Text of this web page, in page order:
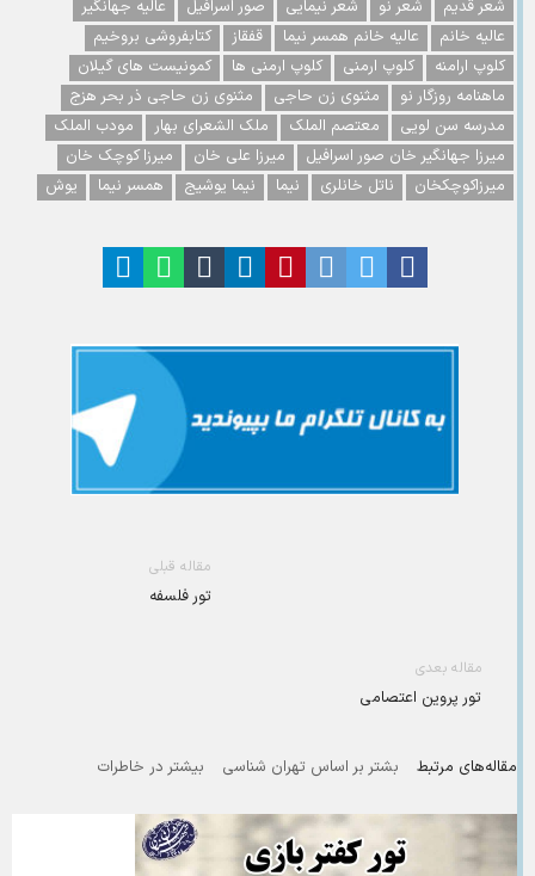
شعر قدیم
شعر نو شعر نیمایی صور اسرافیل
عالیه جهانگیر
عالیه خانم
عالیه خانم همسر نیما قفقاز
کتابفروشی بروخیم
کلوپ ارامنه
کلوپ ارمنی کلوپ ارمنی ها
کمونیست های گیلان
ماهنامه روزگار نو
مثنوی زن حاجی
مثنوی زن حاجی ذر بحر هزج
مدرسه سن لویی
معتصم الملک ملک الشعرای بهار
مودب الملک
میرزا جهانگیر خان صور اسرافیل
میرزا علی خان
میرزا کوچک خان
میرزاکوچکخان
ناتل خانلری نیما نیما یوشیج همسر نیما یوش
مقاله قبلی
تور فلسفه
مقاله بعدی
تور پروین اعتصامی
مقاله‌های مرتبط بشتر بر اساس تهران شناسی بیشتر در خاطرات